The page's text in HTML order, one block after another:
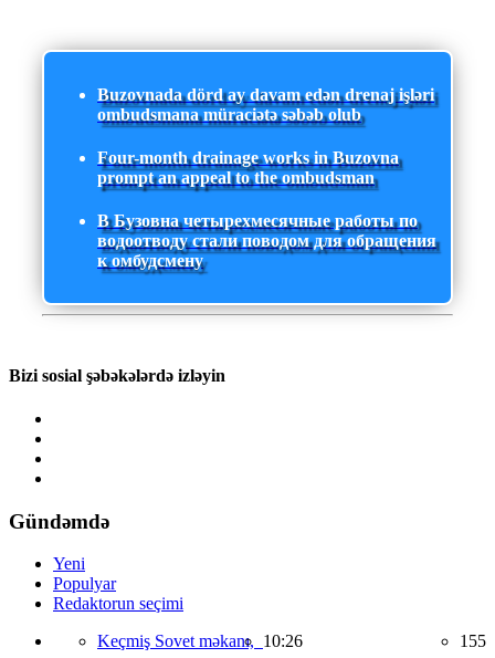
Buzovnada dörd ay davam edən drenaj işləri
ombudsmana müraciətə səbəb olub
Four-month drainage works in Buzovna
prompt an appeal to the ombudsman
В Бузовна четырехмесячные работы по
водоотводу стали поводом для обращения
к омбудсмену
Bizi sosial şəbəkələrdə izləyin
Gündəmdə
Yeni
Populyar
Redaktorun seçimi
Keçmiş Sovet məkanı, 10:26 155